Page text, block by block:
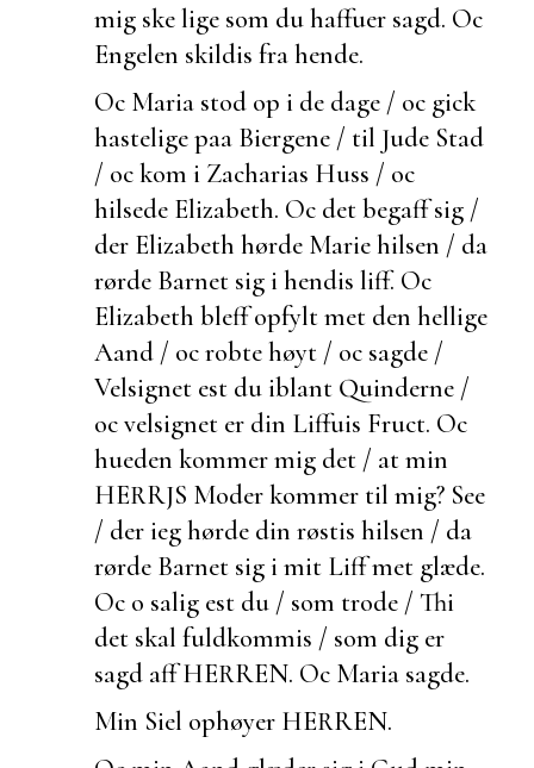
mig ske lige som du haffuer sagd. Oc
Engelen skildis fra hende.
Oc Maria stod op i de dage / oc gick
hastelige paa Biergene / til Jude Stad
/ oc kom i Zacharias Huss / oc
hilsede Elizabeth. Oc detbegaff sig /
der Elizabeth hørde Marie hilsen / da
rørde Barnet sig i hendis liff. Oc
Elizabeth bleff opfylt met den hellige
Aand / oc robte høyt / oc sagde /
Velsignet est du iblant Quinderne /
oc velsignet er din Liffuis Fruct. Oc
hueden kommer mig det / at min
HERRJS Moder kommer til mig? See
/ der ieg hørde din røstis hilsen / da
rørde Barnet sig i mit Liff met glæde.
Oc o salig est du / som trode / Thi
det skal fuldkommis / som dig er
sagd aff HERREN. Oc Maria sagde.
Min Siel ophøyer HERREN.